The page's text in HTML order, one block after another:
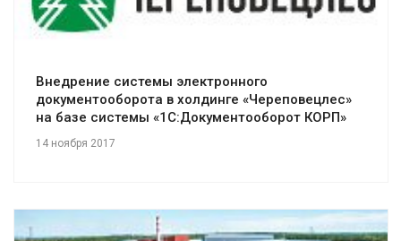
Внедрение системы электронного
документооборота в холдинге «Череповецлес»
на базе системы «1С:Документооборот КОРП»
14 ноября 2017